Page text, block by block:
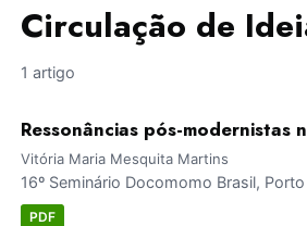
Circulação de
1 artigo
Ressonâncias pós-modernistas
Vitória Maria Mesquita Martins
16º Seminário Docomomo Brasil,
PDF